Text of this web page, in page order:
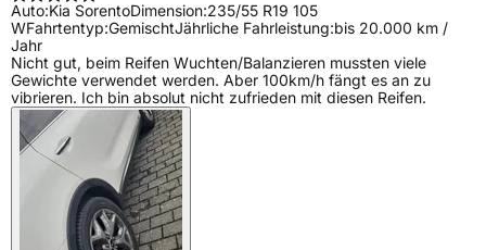
Auto:Kia SorentoDimension:235/55 R19 105
WFahrtentyp:GemischtJährliche Fahrleistung:bis 20.000 km /
Jahr
Nicht gut, beim Reifen Wuchten/Balanzieren mussten viele
Gewichte verwendet werden. Aber 100km/h fängt es an zu
vibrieren. Ich bin absolut nicht zufrieden mit diesen Reifen.